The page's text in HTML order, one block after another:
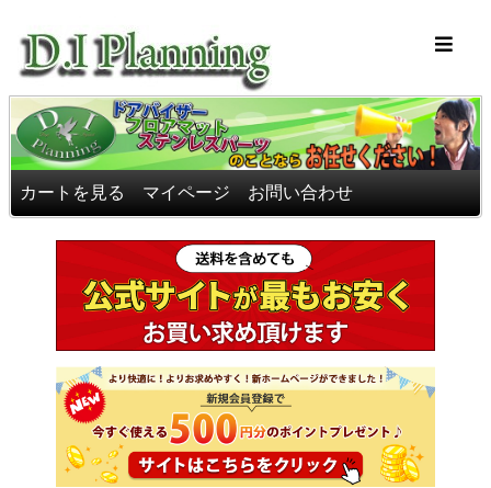
カートを見る マイページ お問い合わせ